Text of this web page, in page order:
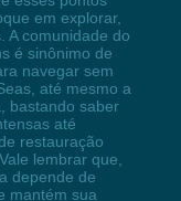
em explorar,
A comunidade do
é sinônimo de
navegar sem
até mesmo a
bastando saber
até
restauração
lembrar que,
depende de
mantém sua